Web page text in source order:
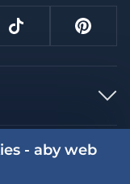
- aby web